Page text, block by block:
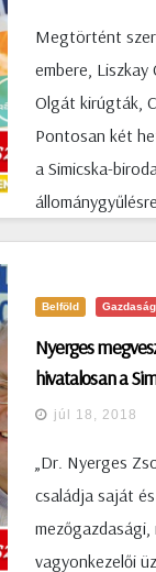
Megtörtént
embere,
Olgát kirúgták,
Pontosan két
a Simicska-
indokolta, hogy
igényel." Ezzel
sajtóértesülés,
a kormány
irányítója,
nek a
éven keresztül
Belföld Gazdaság
Nyerges
hivatalosan a
júl 18, 2018
„Dr. Nyerges
családja saját
vagyonkezelői